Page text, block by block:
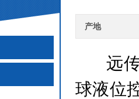
产地
远
球液位